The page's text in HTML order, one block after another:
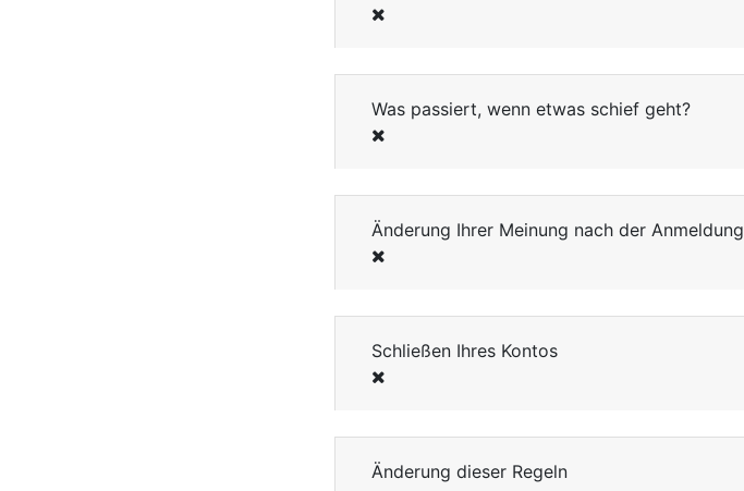
Was passiert, wenn etwas schief geht?
Änderung Ihrer Meinung nach der Anmeldung
Schließen Ihres Kontos
Änderung dieser Regeln